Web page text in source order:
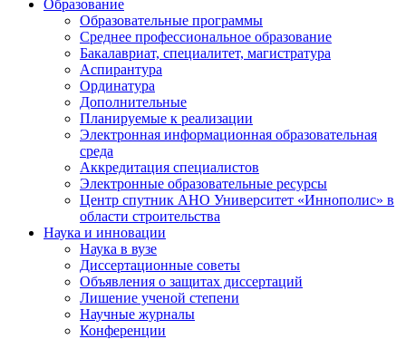
Образование
Образовательные программы
Среднее профессиональное образование
Бакалавриат, специалитет, магистратура
Аспирантура
Ординатура
Дополнительные
Планируемые к реализации
Электронная информационная образовательная
среда
Аккредитация специалистов
Электронные образовательные ресурсы
Центр спутник АНО Университет «Иннополис» в
области строительства
Наука и инновации
Наука в вузе
Диссертационные советы
Объявления о защитах диссертаций
Лишение ученой степени
Научные журналы
Конференции